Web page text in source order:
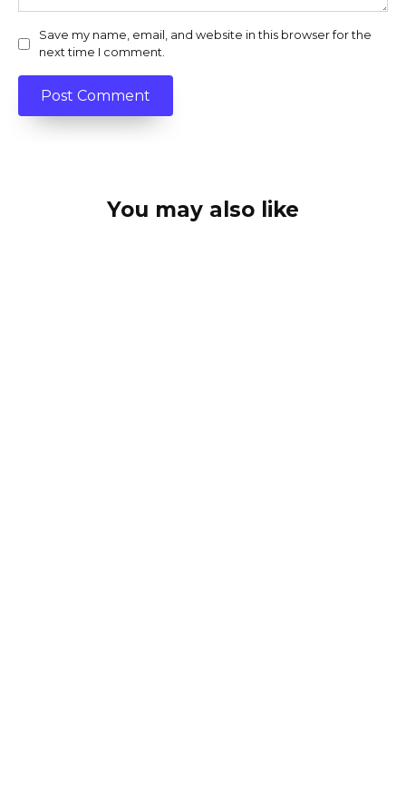
Save my name, email, and website in this browser for the
next time I comment.
You may also like